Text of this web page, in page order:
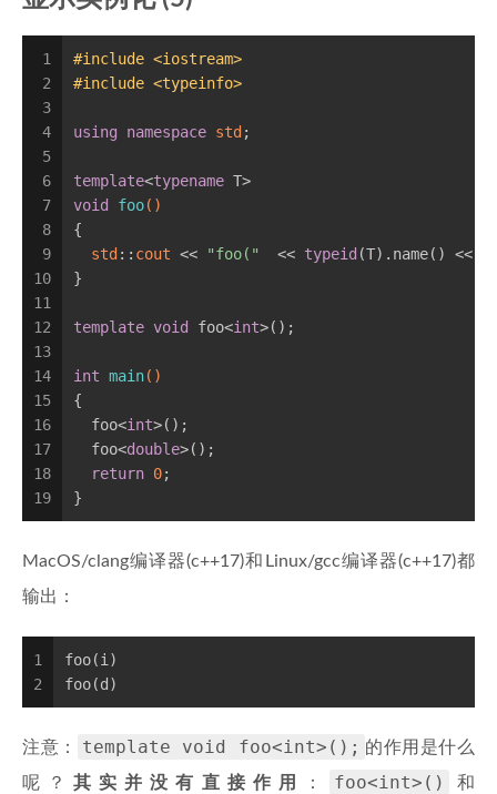
1
2
3
4
5
6
7
8
9
10
11
12
13
14
15
16
17
18
19
#include <iostream>
#include <typeinfo>
using namespace std ;
template<typename T>
void
foo()
{
std :: cout << "foo("
  <<
typeid (T).name() <<
}
template void foo<int>();
int main()
{
  foo<
int>();
  foo<
double>();
return 0;
}
MacOS/clang编译器(c++17)和Linux/gcc编译器(c++17)都
输出：
1
2
foo(i)
foo(d)
注意： template void foo<int>(); 的作用是什么
呢？其实并没有直接作用 ： foo<int>() 和